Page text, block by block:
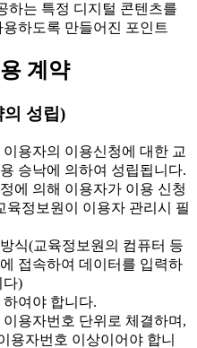
하는 특정 디지털 콘텐츠를
하도록 만들어진 포인트
계약
의 성립)
용자의 이용신청에 대한 교
승낙에 의하여 성립됩니다.
에 의해 이용자가 이용 신청
육정보원이 이용자 관리시 필
식(교육정보원의 컴퓨터 등
접속하여 데이터를 입력하
다)
여야 합니다.
용자번호 단위로 체결하며,
용자번호 이상이어야 합니